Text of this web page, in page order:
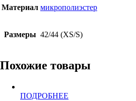
Материал микрополиэстер
Размеры 42/44 (XS/S)
Похожие товары
ПОДРОБНЕЕ